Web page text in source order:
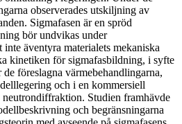
observerades utskiljning av
Sigmafasen är en spröd
bör undvikas under
äventyra materialets mekaniska
kinetiken för sigmafasbildning, i syfte
föreslagna värmebehandlingarna,
och i en kommersiell
neutrondiffraktion. Studien framhävde
och begränsningarna